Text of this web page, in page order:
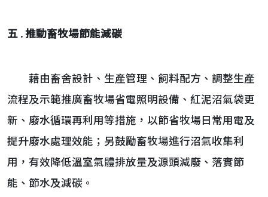
五 . 推動畜牧場節能減碳
藉由畜舍設計、生產管理、飼料配方、調整生產
流程及示範推廣畜牧場省電照明設備、紅泥沼氣袋更
新、廢水循環再利用等措施，以節省牧場日常用電及
提升廢水處理效能；另鼓勵畜牧場進行沼氣收集利
用，有效降低溫室氣體排放量及源頭減廢、落實節
能、節水及減碳。